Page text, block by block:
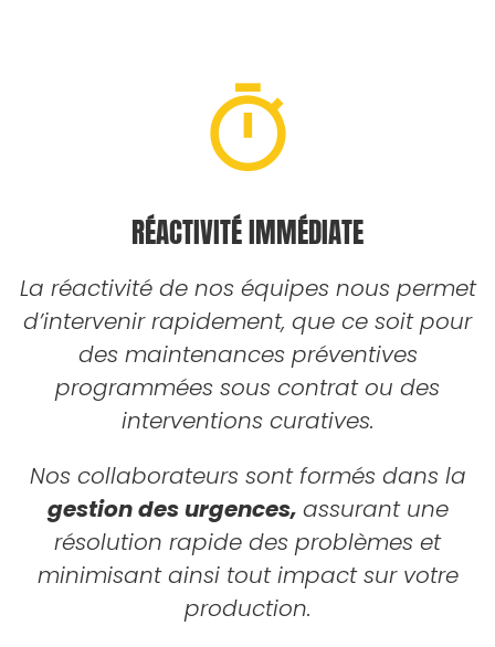
RÉACTIVITÉ IMMÉDIATE
La réactivité de nos équipes nous permet
d’intervenir rapidement, que ce soit pour
des maintenances préventives
programmées sous contrat ou des
interventions curatives.
Nos collaborateurs sont formés dans la
gestion des urgences, assurant une
résolution rapide des problèmes et
minimisant ainsi tout impact sur votre
production.